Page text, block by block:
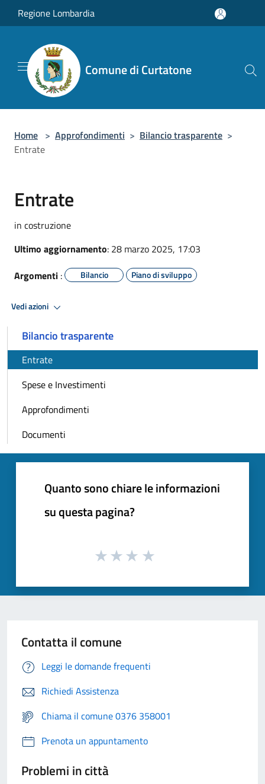
Salta al contenuto principale
Regione Lombardia
Comune di Curtatone
Home > Approfondimenti > Bilancio trasparente >
Entrate
Entrate
in costruzione
Ultimo aggiornamento: 28 marzo 2025, 17:03
Argomenti : Bilancio Piano di sviluppo
Vedi azioni
Bilancio trasparente
Entrate
Spese e Investimenti
Approfondimenti
Documenti
Quanto sono chiare le informazioni
su questa pagina?
Contatta il comune
Leggi le domande frequenti
Richiedi Assistenza
Chiama il comune 0376 358001
Prenota un appuntamento
Problemi in città